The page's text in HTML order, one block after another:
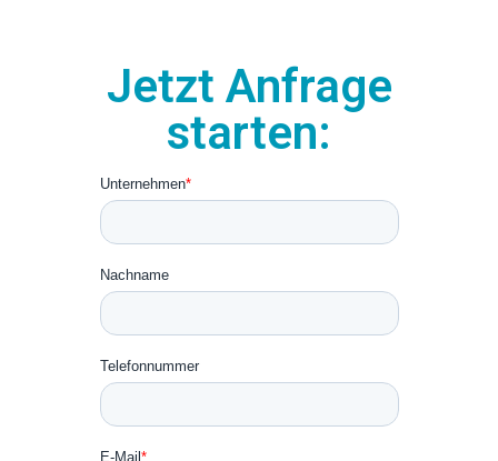
Jetzt Anfrage
starten: